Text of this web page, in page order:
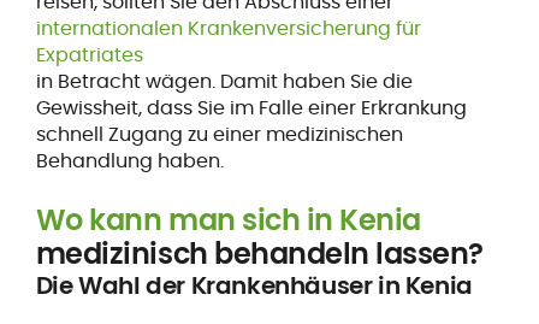
internationalen Krankenversicherung für
Expatriates
in Betracht wägen. Damit haben Sie die
Gewissheit, dass Sie im Falle einer Erkrankung
schnell Zugang zu einer medizinischen
Behandlung haben.
Wo kann man sich in Kenia
medizinisch behandeln lassen?
Die Wahl der Krankenhäuser in Kenia